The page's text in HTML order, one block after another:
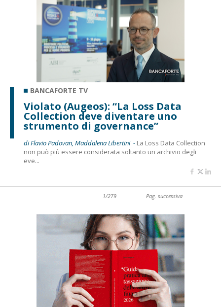
BANCAFORTE TV
Violato (Augeos): “La Loss Data
Collection deve diventare uno
strumento di governance”
di Flavio Padovan, Maddalena Libertini - La Loss Data Collection
non può più essere considerata soltanto un archivio degli
eve...
1/279 Pag. successiva